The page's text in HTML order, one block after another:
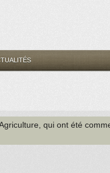
qui ont été